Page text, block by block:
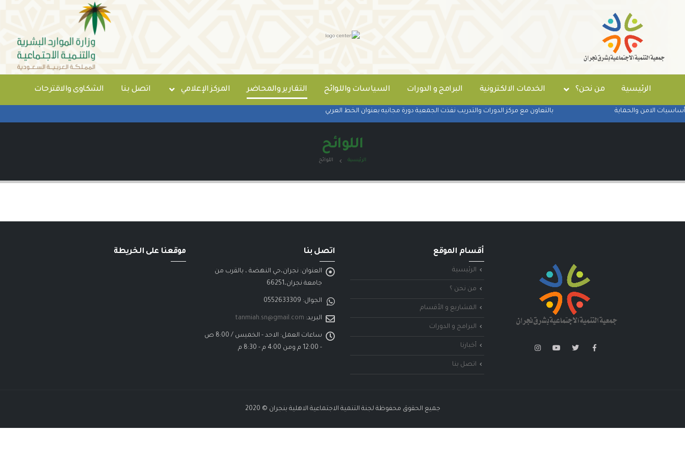
الرئيسية من نحن؟ الخدمات الالكترونية البرامج و الدورات السياسات واللوائح التقارير والمحاضر المركز الإعلامي اتصل بنا الشكاوى والاقترحات
الامن والحماية بالتعاون مع مركز الدورات والتدريب نفذت الجمعية دورة مجانيه بعنوان الخط العربي
اللوائح
الرئيسية اللوائح
أقسام الموقع
الرئيسية
من نحن ؟
المشاريع و الأقسام
البرامج و الدورات
أخبارنا
اتصل بنا
اتصل بنا
العنوان: نجران،حي النهضة ، بالقرب من
جامعة نجران،66251
الجوال: 0552633309
البريد: tanmiah.sn@gmail.com
ساعات العمل:
الاحد - الخميس / 8:00 ص
- 12:00 م ومن 4:00 م - 8:30 م
موقعنا على الخريطة
جميع الحقوق محفوظة لجنة التنمية الاجتماعية الاهلية بنجران © 2020